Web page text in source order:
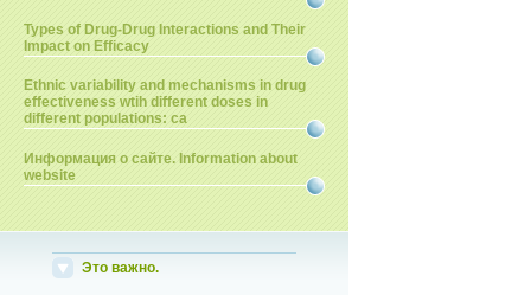
Types of Drug-Drug Interactions and Their
Impact on Efficacy
Ethnic variability and mechanisms in drug
effectiveness wtih different doses in
different populations: ca
Информация о сайте. Information about
website
Это важно.